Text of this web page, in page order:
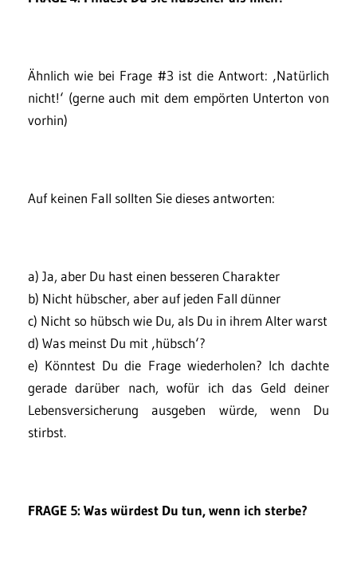
Ähnlich wie bei Frage #3 ist die Antwort: ‚Natürlich
nicht!‘ (gerne auch mit dem empörten Unterton von
vorhin)
Auf keinen Fall sollten Sie dieses antworten:
a) Ja, aber Du hast einen besseren Charakter
b) Nicht hübscher, aber auf jeden Fall dünner
c) Nicht so hübsch wie Du, als Du in ihrem Alter warst
d) Was meinst Du mit ‚hübsch‘?
e) Könntest Du die Frage wiederholen? Ich dachte
gerade darüber nach, wofür ich das Geld deiner
Lebensversicherung ausgeben würde, wenn Du
stirbst.
FRAGE 5: Was würdest Du tun, wenn ich sterbe?